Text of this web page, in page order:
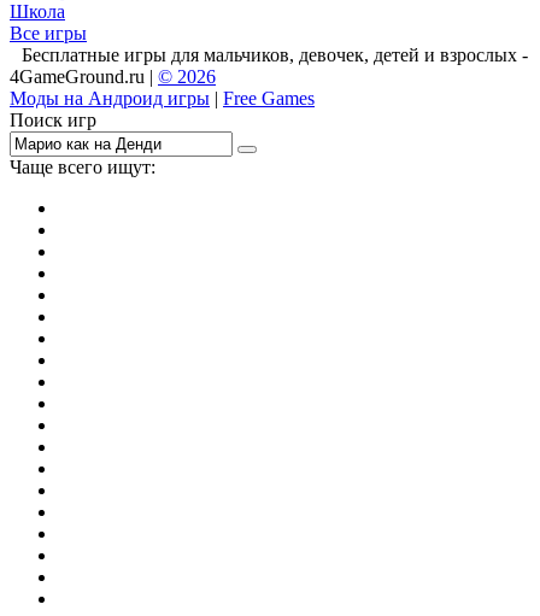
Школа
Все игры
Бесплатные игры для мальчиков, девочек, детей и взрослых -
4GameGround.ru | © 2026
Моды на Андроид игры | Free Games
Поиск игр
Чаще всего ищут: